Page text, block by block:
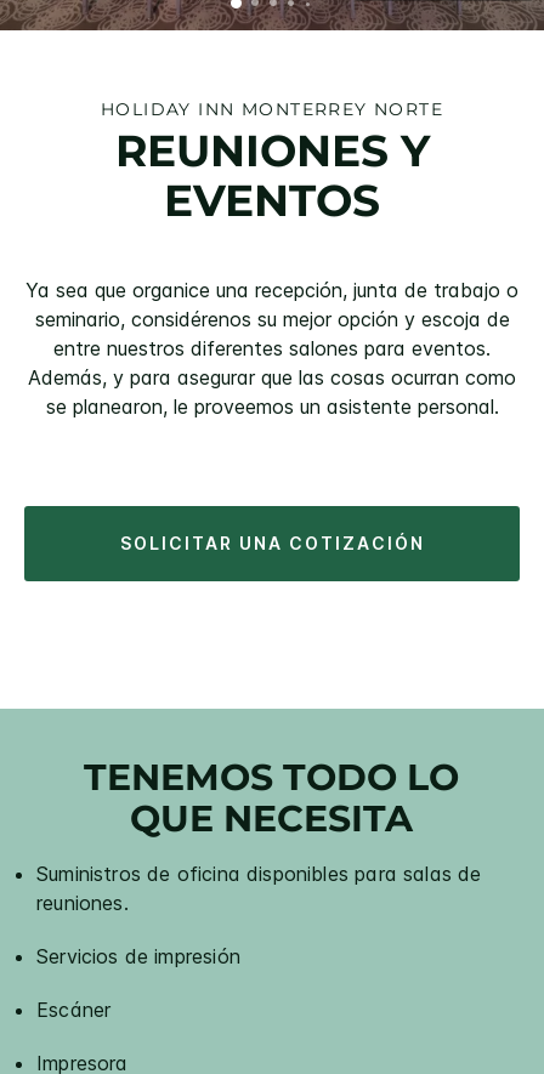
HOLIDAY INN MONTERREY NORTE
REUNIONES Y
EVENTOS
Ya sea que organice una recepción, junta de trabajo o
seminario, considérenos su mejor opción y escoja de
entre nuestros diferentes salones para eventos.
Además, y para asegurar que las cosas ocurran como
se planearon, le proveemos un asistente personal.
SOLICITAR UNA COTIZACIÓN
TENEMOS TODO LO
QUE NECESITA
Suministros de oficina disponibles para salas de
reuniones.
Servicios de impresión
Escáner
Impresora